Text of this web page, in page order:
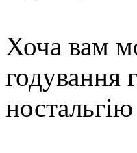
Хоча вам
годування